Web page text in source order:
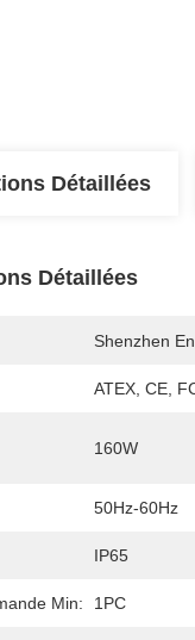
Détaillées
Détaillées
Shenzhen
ATEX, CE,
160W
50Hz-60Hz
IP65
Min: 1PC